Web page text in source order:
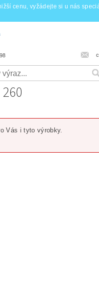
cenu, vyžádejte si u nás
Vás i tyto výrobky.